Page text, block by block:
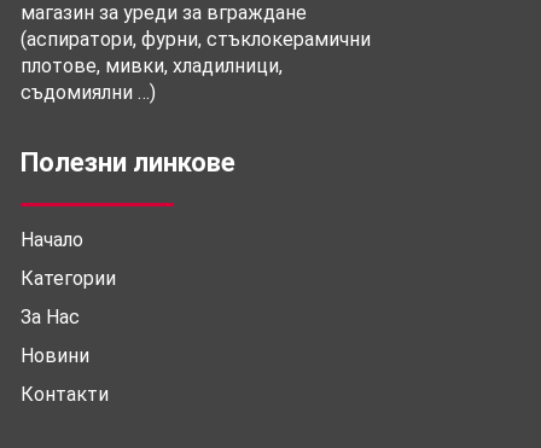
магазин за уреди за вграждане
(аспиратори, фурни, стъклокерамични
плотове, мивки, хладилници,
съдомиялни …)
Полезни линкове
Начало
Категории
За Нас
Новини
Контакти